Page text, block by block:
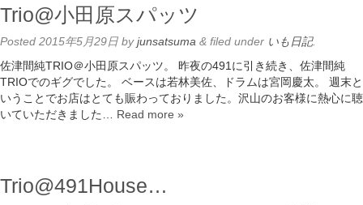
Trio@小田原スパッツ
Posted 2015年5月29日 byjunsatsuma & filed under いも日記.
佐津間純TRIO＠小田原スパッツ。 昨夜の491に引き続き、佐津間純
TRIOでのギグでした。 ベースは若林美佐、ドラムは宮岡慶太。 週末と
いうことでお店はとても賑わっておりました。沢山のお客様に熱心に聴
いていただきました… Read more »
Trio@491House…